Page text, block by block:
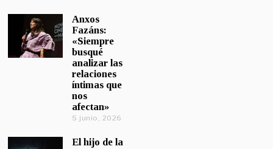
Anxos
Fazáns:
«Siempre
busqué
analizar las
relaciones
íntimas que
nos
afectan»
5 junio, 2026
El hijo de la